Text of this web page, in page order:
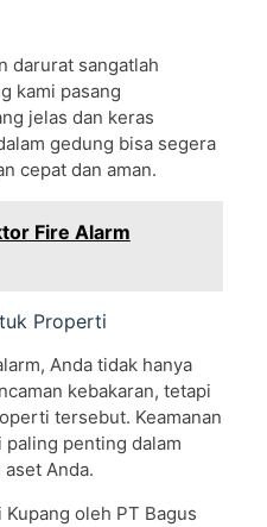
darurat sangatlah
kami pasang
jelas dan keras
gedung bisa segera
cepat dan aman.
Fire Alarm
Properti
Anda tidak hanya
kebakaran, tetapi
tersebut. Keamanan
paling penting dalam
Anda.
oleh PT Bagus